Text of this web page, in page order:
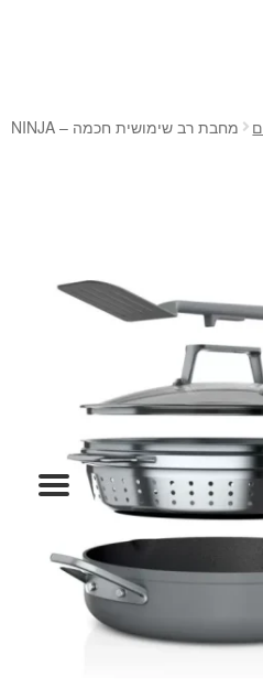
מחבת רב שימושית חכמה – NINJA